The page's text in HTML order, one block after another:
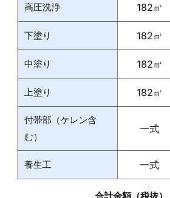
高圧洗浄 182㎡
下塗り 182㎡
中塗り 182㎡
上塗り 182㎡
付帯部（ケレン含
む）
一式
養生工 一式